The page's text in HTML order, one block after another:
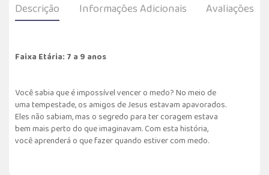
Descrição Informações Adicionais Avaliações
Faixa Etária: 7 a 9 anos
Você sabia que é impossível vencer o medo? No meio de
uma tempestade, os amigos de Jesus estavam apavorados.
Eles não sabiam, mas o segredo para ter coragem estava
bem mais perto do que imaginavam. Com esta história,
você aprenderá o que fazer quando estiver com medo.